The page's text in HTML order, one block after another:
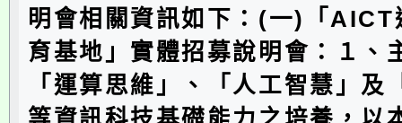
明會相關資訊如下：(一)「AICT
育基地」實體招募說明會：１、
「運算思維」、「人工智慧」及